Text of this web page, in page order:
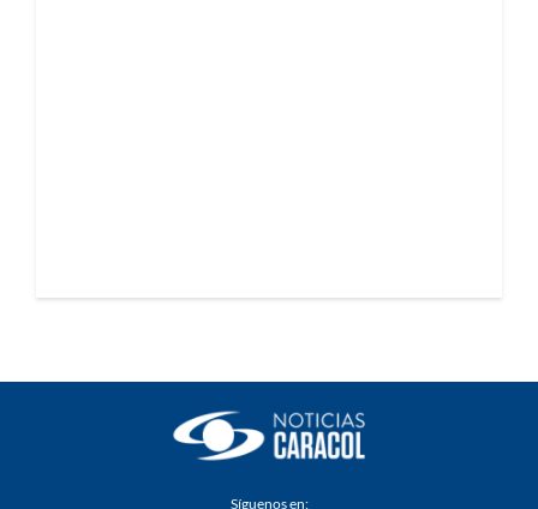
Síguenos en: